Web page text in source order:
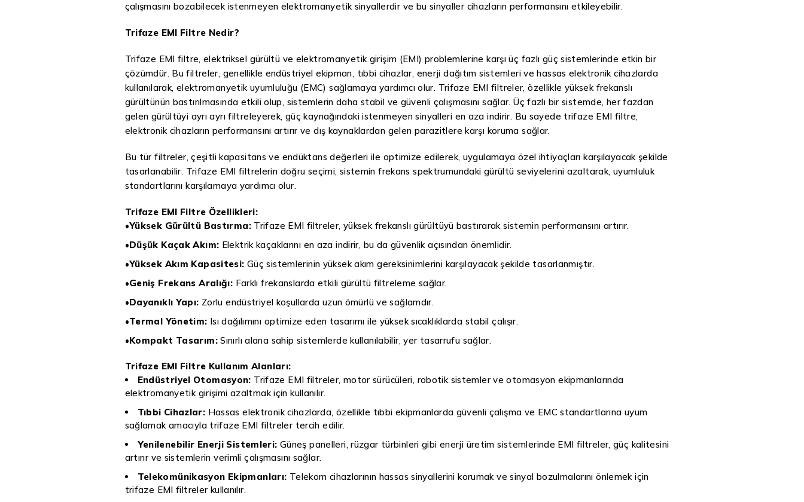
çalışmasını bozabilecek istenmeyen elektromanyetik sinyallerdir ve bu sinyaller cihazların performansını etkileyebilir.
Trifaze EMI Filtre Nedir?
Trifaze EMI filtre, elektriksel gürültü ve elektromanyetik girişim (EMI) problemlerine karşı üç fazlı güç sistemlerinde etkin bir
çözümdür. Bu filtreler, genellikle endüstriyel ekipman, tıbbi cihazlar, enerji dağıtım sistemleri ve hassas elektronik cihazlarda
kullanılarak, elektromanyetik uyumluluğu (EMC) sağlamaya yardımcı olur. Trifaze EMI filtreler, özellikle yüksek frekanslı
gürültünün bastırılmasında etkili olup, sistemlerin daha stabil ve güvenli çalışmasını sağlar. Üç fazlı bir sistemde, her fazdan
gelen gürültüyi ayrı ayrı filtreleyerek, güç kaynağındaki istenmeyen sinyalleri en aza indirir. Bu sayede trifaze EMI filtre,
elektronik cihazların performansını artırır ve dış kaynaklardan gelen parazitlere karşı koruma sağlar.
Bu tür filtreler, çeşitli kapasitans ve endüktans değerleri ile optimize edilerek, uygulamaya özel ihtiyaçları karşılayacak şekilde
tasarlanabilir. Trifaze EMI filtrelerin doğru seçimi, sistemin frekans spektrumundaki gürültü seviyelerini azaltarak, uyumluluk
standartlarını karşılamaya yardımcı olur.
Trifaze EMI Filtre Özellikleri:
•Yüksek Gürültü Bastırma:Trifaze EMI filtreler, yüksek frekanslı gürültüyü bastırarak sistemin performansını artırır.
•Düşük Kaçak Akım: Elektrik kaçaklarını en aza indirir, bu da güvenlik açısından önemlidir.
•Yüksek Akım Kapasitesi: Güç sistemlerinin yüksek akım gereksinimlerini karşılayacak şekilde tasarlanmıştır.
•Geniş Frekans Aralığı: Farklı frekanslarda etkili gürültü filtreleme sağlar.
•Dayanıklı Yapı: Zorlu endüstriyel koşullarda uzun ömürlü ve sağlamdır.
•Termal Yönetim: Isı dağılımını optimize eden tasarımı ile yüksek sıcaklıklarda stabil çalışır.
•Kompakt Tasarım:Sınırlı alana sahip sistemlerde kullanılabilir, yer tasarrufu sağlar.
Trifaze EMI Filtre Kullanım Alanları:
Endüstriyel Otomasyon: Trifaze EMI filtreler, motor sürücüleri, robotik sistemler ve otomasyon ekipmanlarında
elektromanyetik girişimi azaltmak için kullanılır.
Tıbbi Cihazlar: Hassas elektronik cihazlarda, özellikle tıbbi ekipmanlarda güvenli çalışma ve EMC standartlarına uyum
sağlamak amacıyla trifaze EMI filtreler tercih edilir.
Yenilenebilir Enerji Sistemleri: Güneş panelleri, rüzgar türbinleri gibi enerji üretim sistemlerinde EMI filtreler, güç kalitesini
artırır ve sistemlerin verimli çalışmasını sağlar.
Telekomünikasyon Ekipmanları: Telekom cihazlarının hassas sinyallerini korumak ve sinyal bozulmalarını önlemek için
trifaze EMI filtreler kullanılır.